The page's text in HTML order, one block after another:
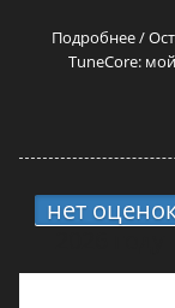
Подробнее /
TuneCore:
нет